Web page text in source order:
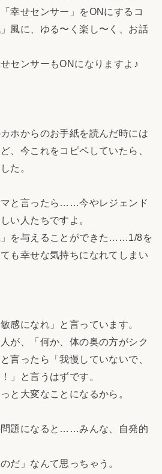
幸せセンサー」をONにするコ
風に、ゆる〜く楽し〜く、お話
センサーもONになりますよ♪
ホからのお手紙を読んだ時には
、今これをコピペしていたら、
た。
と言ったら……今やレジェンド
い人たちですよ。
を与えることができた……1/8を
も幸せな気持ちになれてしまい
感になれ」と言っています。
が、「何か、体の奥の方がシク
言ったら「我慢していないで、
」と言うはずです。
と大変なことになるから。
題になると……みんな、自発的
だ」なんて思っちゃう。